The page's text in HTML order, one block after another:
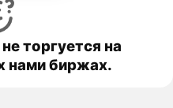
торгуется на
нами биржах.